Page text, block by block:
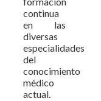
continua
en las
diversas
especialidades
del
conocimiento
médico
actual.